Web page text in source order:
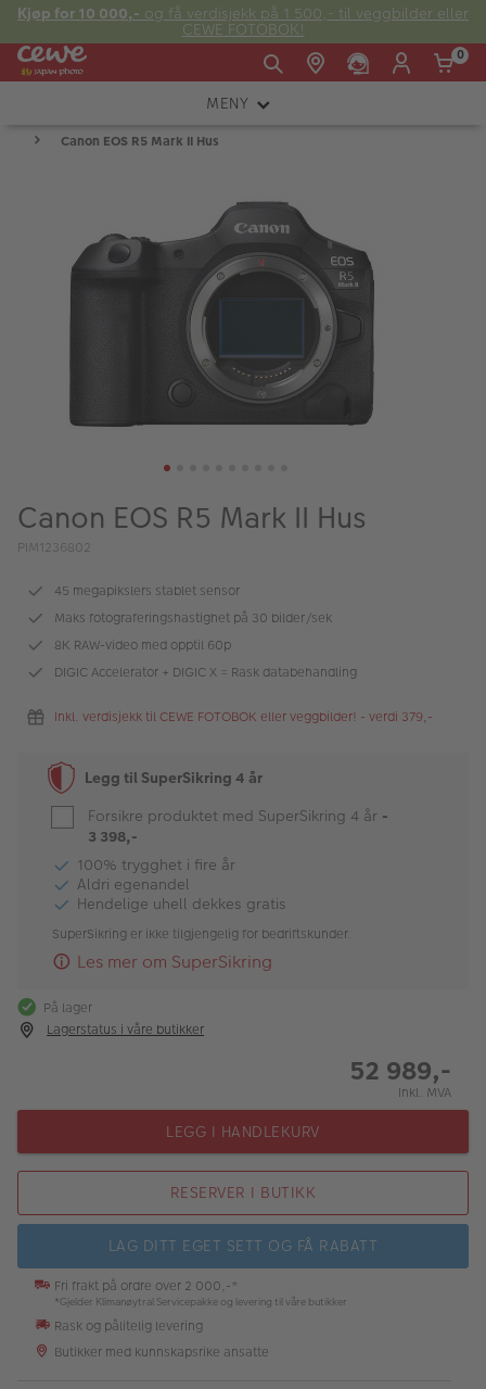
Kjøp for 10 000,- og få verdisjekk på 1 500,- til veggbilder eller
CEWE FOTOBOK!
Fre:
E-post:
kundeservice@japanphoto.no
0
MENY
KAMERA
FOTOTILBEHØR
LYS OG STUDIO
INSTANTFOTO
Kampanjer
Merker
Bildeprodukter
Inspirasjon
Butikkoversikt
Canon EOS R5 Mark II Hus
Canon EOS R5 Mark II Hus
PIM1236802
45 megapikslers stablet sensor
Maks fotograferingshastighet på 30 bilder/sek
8K RAW-video med opptil 60p
DIGIC Accelerator + DIGIC X = Rask databehandling
Inkl. verdisjekk til CEWE FOTOBOK eller veggbilder! - verdi 379,-
Legg til SuperSikring 4 år
Forsikre produktet med SuperSikring 4 år -
3 398,-
100% trygghet i fire år
Aldri egenandel
Hendelige uhell dekkes gratis
SuperSikring er ikke tilgjengelig for bedriftskunder.
Les mer om SuperSikring
På lager
Lagerstatus i våre butikker
52 989,-
Inkl. MVA
LEGG I HANDLEKURV
RESERVER I BUTIKK
LAG DITT EGET SETT OG FÅ RABATT
Fri frakt på ordre over 2 000,-*
*Gjelder Klimanøytral Servicepakke og levering til våre butikker
Rask og pålitelig levering
Butikker med kunnskapsrike ansatte